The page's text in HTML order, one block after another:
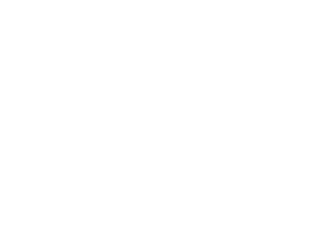
kontrolü yapılmamış kan
etme ya da açık yaralarına
cinsel ilişkiye girmek